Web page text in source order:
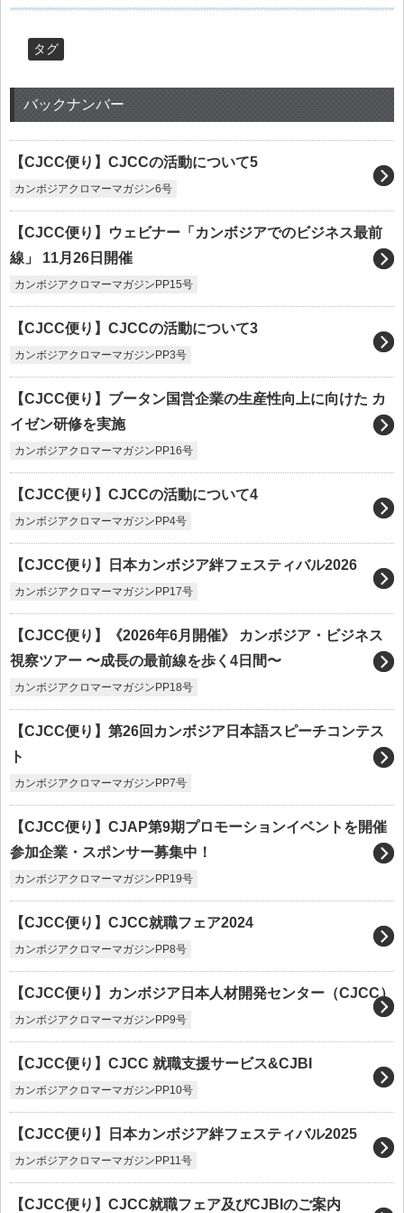
タグ
バックナンバー
【CJCC便り】CJCCの活動について5
カンボジアクロマーマガジン6号
【CJCC便り】ウェビナー「カンボジアでのビジネス最前
線」 11月26日開催
カンボジアクロマーマガジンPP15号
【CJCC便り】CJCCの活動について3
カンボジアクロマーマガジンPP3号
【CJCC便り】ブータン国営企業の生産性向上に向けた カ
イゼン研修を実施
カンボジアクロマーマガジンPP16号
【CJCC便り】CJCCの活動について4
カンボジアクロマーマガジンPP4号
【CJCC便り】日本カンボジア絆フェスティバル2026
カンボジアクロマーマガジンPP17号
【CJCC便り】《2026年6月開催》 カンボジア・ビジネス
視察ツアー 〜成長の最前線を歩く4日間〜
カンボジアクロマーマガジンPP18号
【CJCC便り】第26回カンボジア日本語スピーチコンテス
ト
カンボジアクロマーマガジンPP7号
【CJCC便り】CJAP第9期プロモーションイベントを開催
参加企業・スポンサー募集中！
カンボジアクロマーマガジンPP19号
【CJCC便り】CJCC就職フェア2024
カンボジアクロマーマガジンPP8号
【CJCC便り】カンボジア日本人材開発センター（CJCC）
カンボジアクロマーマガジンPP9号
【CJCC便り】CJCC 就職支援サービス&CJBI
カンボジアクロマーマガジンPP10号
【CJCC便り】日本カンボジア絆フェスティバル2025
カンボジアクロマーマガジンPP11号
【CJCC便り】CJCC就職フェア及びCJBIのご案内